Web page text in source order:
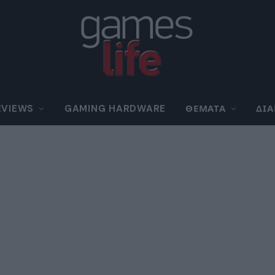
GAMING HARDWARE ΘΈΜΑΤΑ